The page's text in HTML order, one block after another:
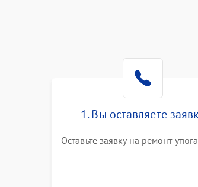
1. Вы оставляете
Оставьте заявку на ремонт